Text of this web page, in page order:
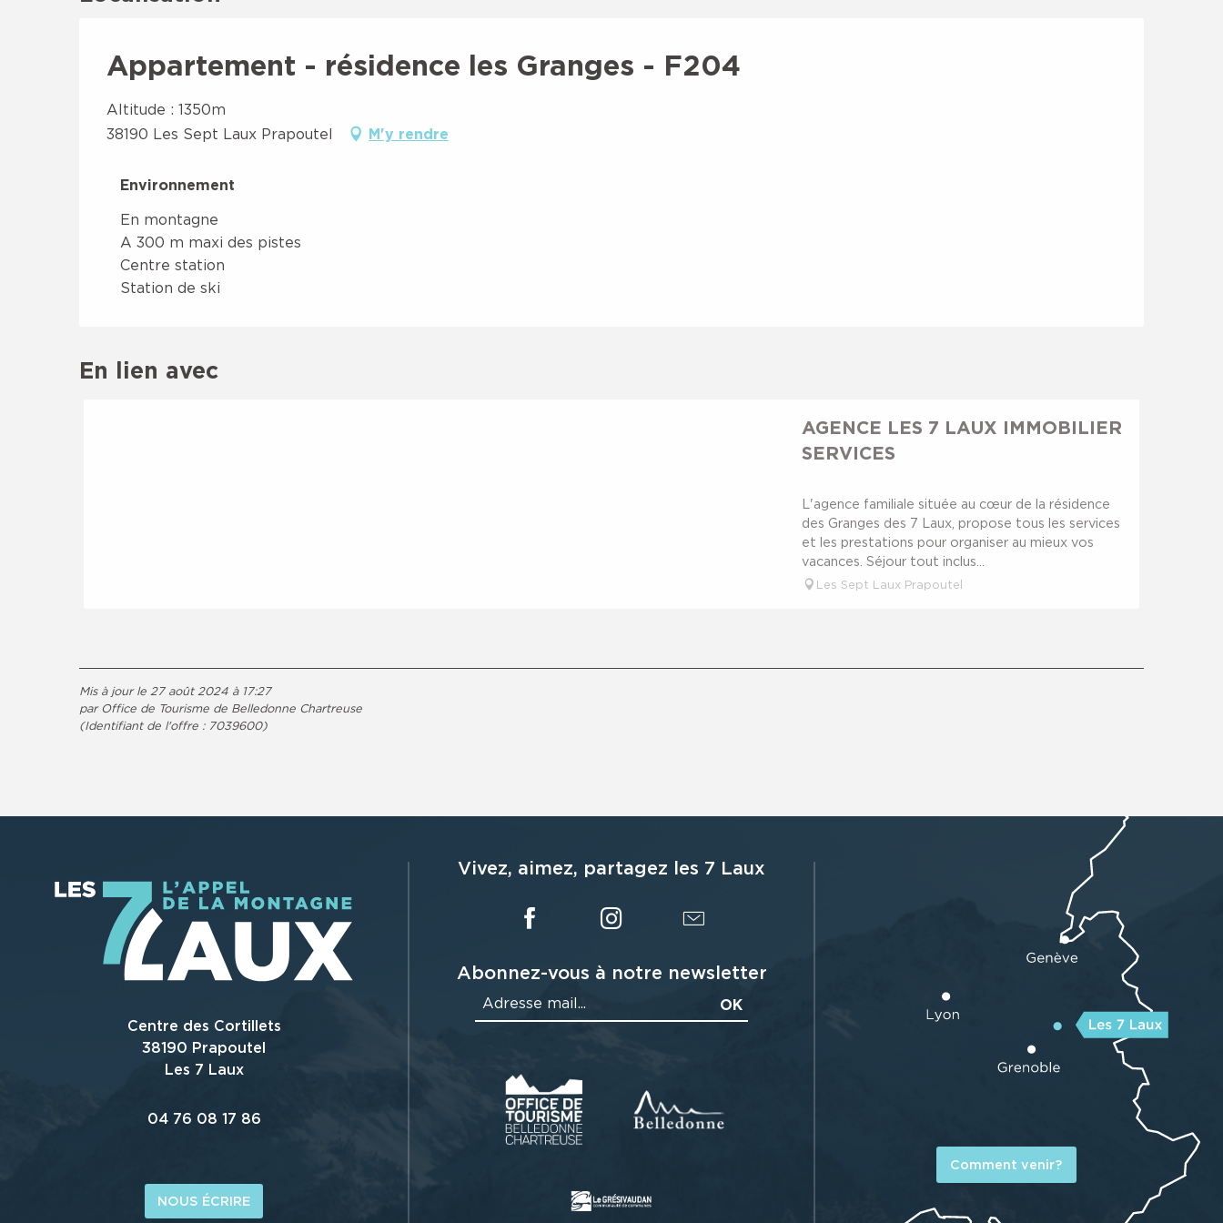
Appartement - résidence les Granges - F204
Altitude : 1350m
38190 Les Sept Laux Prapoutel
M'y rendre
Environnement
Environnement
En montagne
A 300 m maxi des pistes
Centre station
Station de ski
En lien avec
AGENCE LES 7 LAUX IMMOBILIER
SERVICES
L'agence familiale située au cœur de la résidence
des Granges des 7 Laux, propose tous les services
et les prestations pour organiser au mieux vos
vacances. Séjour tout inclus...
Les Sept Laux Prapoutel
Mis à jour le 27 août 2024 à 17:27
par Office de Tourisme de Belledonne Chartreuse
(Identifiant de l'offre : 7039600)
Centre des Cortillets
38190 Prapoutel
Les 7 Laux
04 76 08 17 86
NOUS ÉCRIRE
Vivez, aimez, partagez les 7 Laux
Abonnez-vous à notre newsletter
Comment venir?